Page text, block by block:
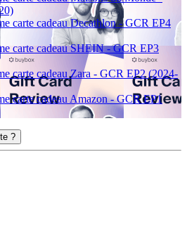
carte cadeau Decathlon - GCR EP4
carte cadeau SHEIN - GCR EP3
carte cadeau Zara - GCR EP2 (2024-
carte cadeau Amazon - GCR EP1
?